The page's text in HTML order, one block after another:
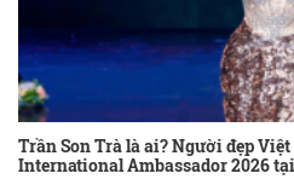
Trần Son Trà là ai? Người đẹp
International Ambassador 2026